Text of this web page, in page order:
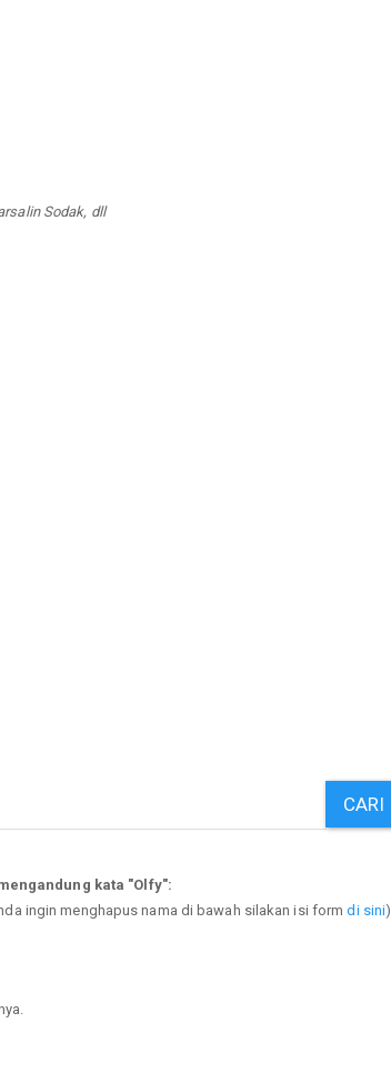
Sodak, dll
CARI
kata "Olfy":
ingin menghapus nama di bawah silakan isi formdi sini)